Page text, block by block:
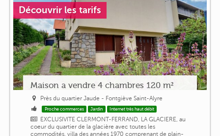
Découvrir les tarifs
Maison a vendre 4 chambres 120 m²
Près du quartier Jaude - Fontgiève Saint-Alyre
Proche commerces Jardin Internet très haut débit
EXCLUSIVITE CLERMONT-FERRAND, LA GLACIERE, au
coeur du quartier de la glacière avec toutes les
commodités, villa des années 1970 comprenant de plain-